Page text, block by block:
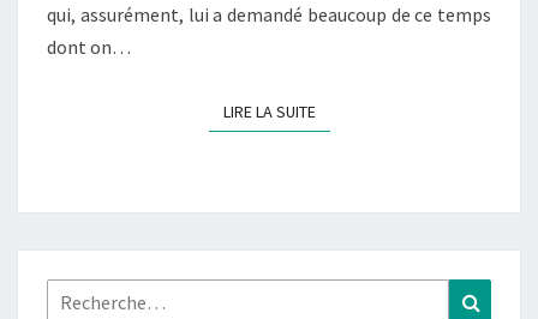
qui, assurément, lui a demandé beaucoup de ce temps
dont on…
LIRE LA SUITELIRE LA SUITE
Rechercher :